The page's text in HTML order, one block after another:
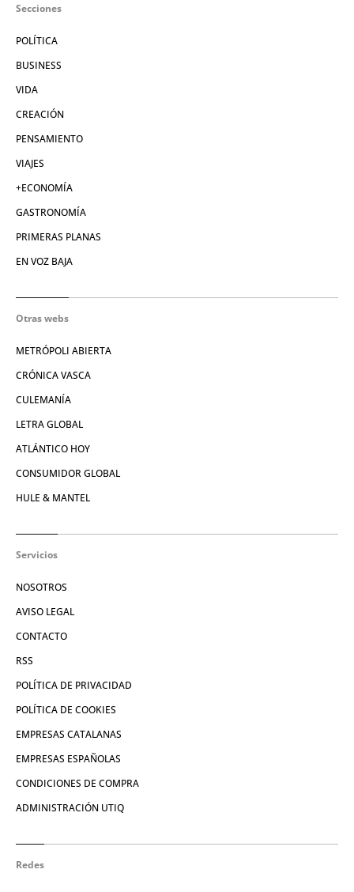
Secciones
POLÍTICA
BUSINESS
VIDA
CREACIÓN
PENSAMIENTO
VIAJES
+ECONOMÍA
GASTRONOMÍA
PRIMERAS PLANAS
EN VOZ BAJA
Otras webs
METRÓPOLI ABIERTA
CRÓNICA VASCA
CULEMANÍA
LETRA GLOBAL
ATLÁNTICO HOY
CONSUMIDOR GLOBAL
HULE & MANTEL
Servicios
NOSOTROS
AVISO LEGAL
CONTACTO
RSS
POLÍTICA DE PRIVACIDAD
POLÍTICA DE COOKIES
EMPRESAS CATALANAS
EMPRESAS ESPAÑOLAS
CONDICIONES DE COMPRA
ADMINISTRACIÓN UTIQ
Redes